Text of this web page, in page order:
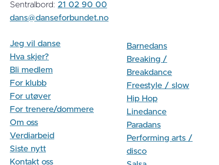
Sentralbord: 21 02 90 00
dans@danseforbundet.no
Jeg vil danse
Hva skjer?
Bli medlem
For klubb
For utøver
For trenere/dommere
Om oss
Verdiarbeid
Siste nytt
Kontakt oss
Barnedans
Breaking /
Breakdance
Freestyle / slow
Hip Hop
Linedance
Paradans
Performing arts /
disco